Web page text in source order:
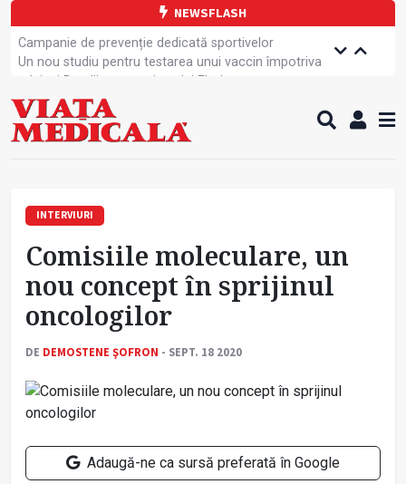
NEWSFLASH
Campanie de prevenție dedicată sportivelor
Un nou studiu pentru testarea unui vaccin împotriva
tulpinei Bundibugyo a virusului Ebola
Alăptarea, esențială pentru sănătatea mamei și
copilului
Cartea electronică de identitate, noul card de
medicale
cancerul pulmonar
standardizat”
Contractul cadru ar putea fi modificat
Care este legătura dintre oboseala mentală și
canicula?
INTERVIURI
Comisiile moleculare, un
nou concept în sprijinul
oncologilor
DE DEMOSTENE ŞOFRON - SEPT. 18 2020
Adaugă-ne ca sursă preferată în Google